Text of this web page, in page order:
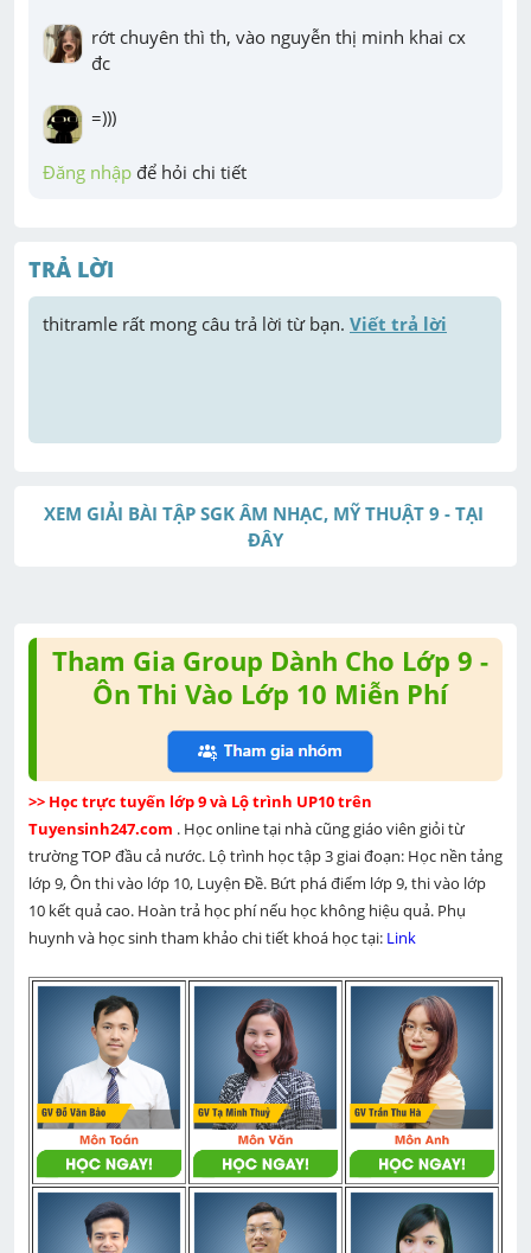
rớt chuyên thì th, vào nguyễn thị minh khai cx
đc
=)))
Đăng nhập để hỏi chi tiết
TRẢ LỜI
thitramle rất mong câu trả lời từ bạn. Viết trả lời
XEM GIẢI BÀI TẬP SGK ÂM NHẠC, MỸ THUẬT 9 - TẠI
ĐÂY
Tham Gia Group Dành Cho Lớp 9 -
Ôn Thi Vào Lớp 10 Miễn Phí
>> Học trực tuyến lớp 9 và Lộ trình UP10 trên
Tuyensinh247.com . Học online tại nhà cũng giáo viên giỏi từ
trường TOP đầu cả nước. Lộ trình học tập 3 giai đoạn: Học nền tảng
lớp 9, Ôn thi vào lớp 10, Luyện Đề. Bứt phá điểm lớp 9, thi vào lớp
10 kết quả cao. Hoàn trả học phí nếu học không hiệu quả. Phụ
huynh và học sinh tham khảo chi tiết khoá học tại: Link